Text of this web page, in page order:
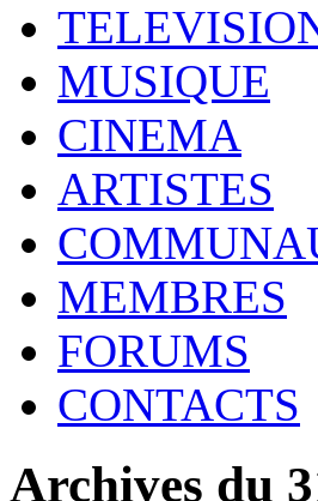
MUSIQUE
CINEMA
ARTISTES
MEMBRES
FORUMS
CONTACTS
Archives du